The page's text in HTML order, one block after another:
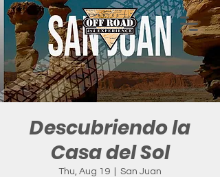
Descubriendo la
Casa del Sol
Thu, Aug 19 San Juan